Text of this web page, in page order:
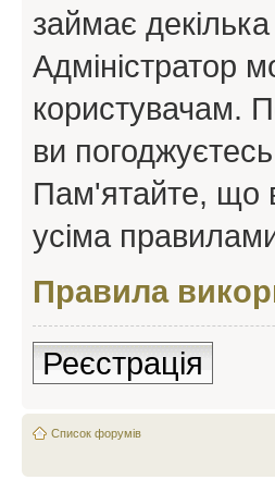
займає
Адміністратор
користувачам.
ви
Пам'ятайте, що
усіма
Правила
Реєстрація
Список форумів